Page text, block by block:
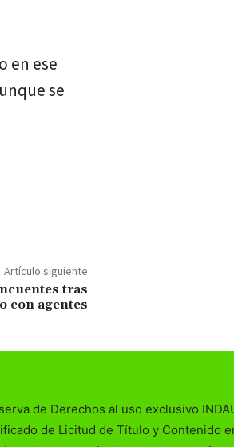
en ese
se
Artículo siguiente
tras
con agentes
de Derechos al uso exclusivo
de Licitud de Título y Contenido